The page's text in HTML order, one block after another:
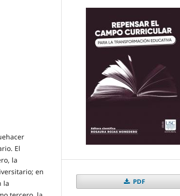
El
la
en
la
PDF